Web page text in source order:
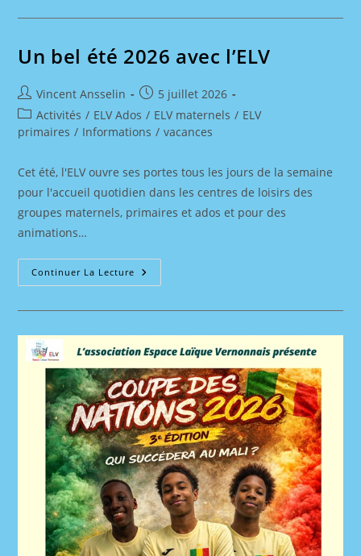
Un bel été 2026 avec l’ELV
Auteur/autrice
de
la
Vincent Ansselin
Publication
publiée :
5 juillet 2026
Post
category:
Activités / ELV Ados / ELV maternels / ELV
primaires / Informations / vacances
Cet été, l'ELV ouvre ses portes tous les jours de la semaine
pour l'accueil quotidien dans les centres de loisirs des
groupes maternels, primaires et ados et pour des
animations…
Continuer La Lecture Un
Bel